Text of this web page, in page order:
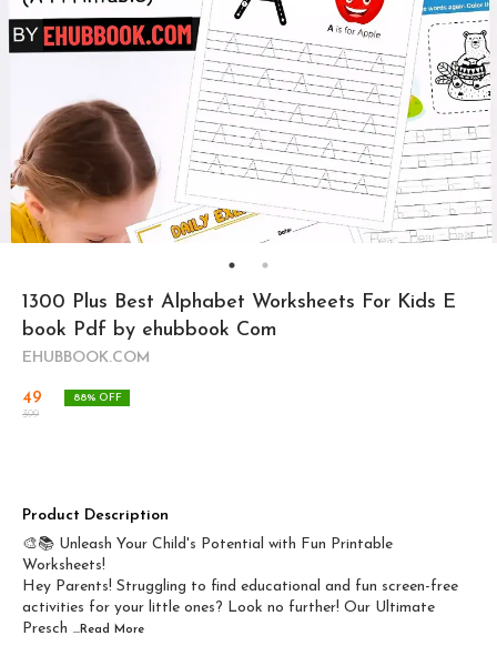
1300 Plus Best Alphabet Worksheets For Kids E
book Pdf by ehubbook Com
EHUBBOOK.COM
49
399
88% OFF
Product Description
🎨📚 Unleash Your Child's Potential with Fun Printable
Worksheets!
Hey Parents! Struggling to find educational and fun screen-free
activities for your little ones? Look no further! Our Ultimate
Presch ...Read More